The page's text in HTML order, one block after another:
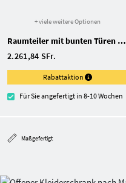
+ viele weitere Optionen
Raumteiler mit bunten Türen nach Maß
2.261,84 SFr.
Rabattaktion
Für Sie angefertigt in 8-10 Wochen
Maßgefertigt